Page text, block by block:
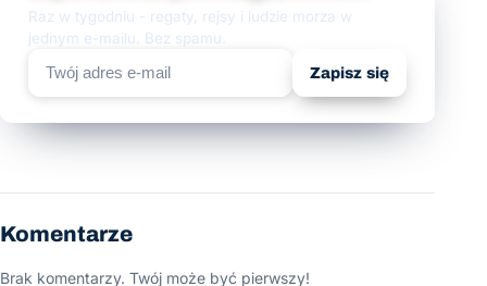
Raz w tygodniu - regaty, rejsy i ludzie morza w
jednym e-mailu. Bez spamu.
Zapisz się
Komentarze
Brak komentarzy. Twój może być pierwszy!